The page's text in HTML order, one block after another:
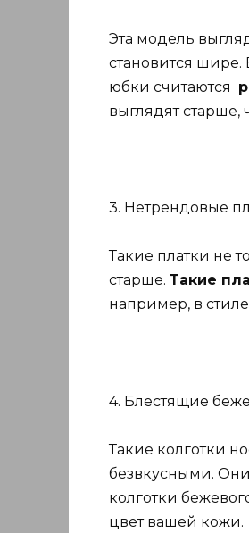
Эта модель
становится
юбки считаются
выглядят старше,
3. Нетрендовые
Такие платки не
старше. Такие
например, в
4. Блестящие
Такие колготки
безвкусными. Они
колготки
цвет вашей кожи.